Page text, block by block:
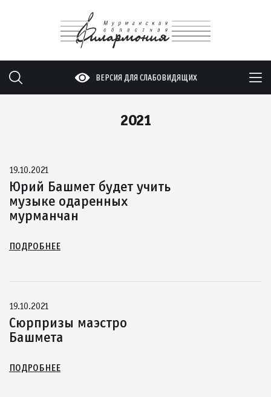
ВЕРСИЯ ДЛЯ СЛАБОВИДЯЩИХ
2021
19.10.2021
Юрий Башмет будет учить
музыке одаренных
мурманчан
ПОДРОБНЕЕ
19.10.2021
Сюрпризы маэстро
Башмета
ПОДРОБНЕЕ